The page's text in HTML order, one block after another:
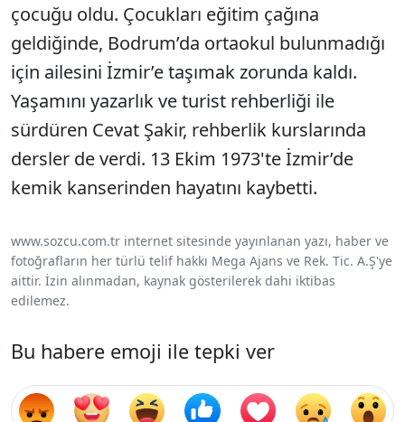
çocuğu oldu. Çocukları eğitim çağına
geldiğinde, Bodrum’da ortaokul bulunmadığı
için ailesini İzmir’e taşımak zorunda kaldı.
Yaşamını yazarlık ve turist rehberliği ile
sürdüren Cevat Şakir, rehberlik kurslarında
dersler de verdi. 13 Ekim 1973'te İzmir’de
kemik kanserinden hayatını kaybetti.
www.sozcu.com.tr internet sitesinde yayınlanan yazı, haber ve
fotoğrafların her türlü telif hakkı Mega Ajans ve Rek. Tic. A.Ş'ye
aittir. İzin alınmadan, kaynak gösterilerek dahi iktibas
edilemez.
Bu habere emoji ile tepki ver